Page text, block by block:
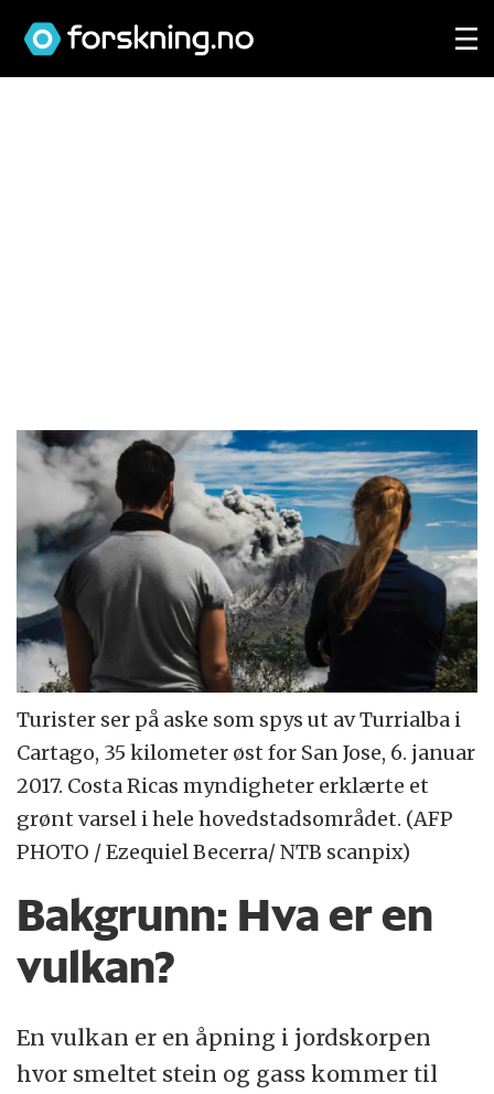
Turister ser på aske som spys ut av Turrialba i
Cartago, 35 kilometer øst for San Jose, 6. januar
2017. Costa Ricas myndigheter erklærte et
grønt varsel i hele hovedstadsområdet. (AFP
PHOTO / Ezequiel Becerra/ NTB scanpix)
Bakgrunn: Hva er en
vulkan?
En vulkan er en åpning i jordskorpen
hvor smeltet stein og gass kommer til